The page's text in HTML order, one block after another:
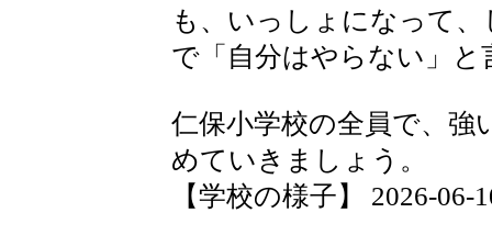
も、いっしょになって
で「自分はやらない」
仁保小学校の全員で、強
めていきましょう。
【学校の様子】 2026-06-